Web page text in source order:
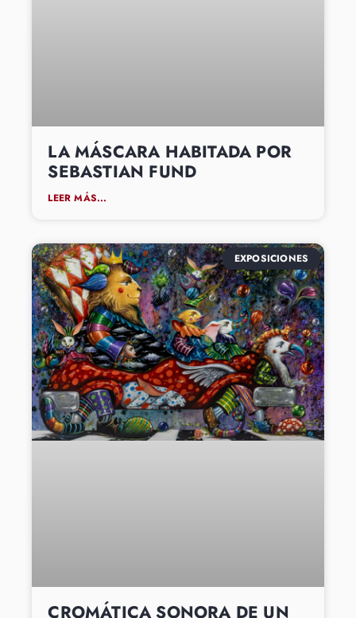
LA MÁSCARA HABITADA POR
SEBASTIAN FUND
LEER MÁS...
EXPOSICIONES
CROMÁTICA SONORA DE UN